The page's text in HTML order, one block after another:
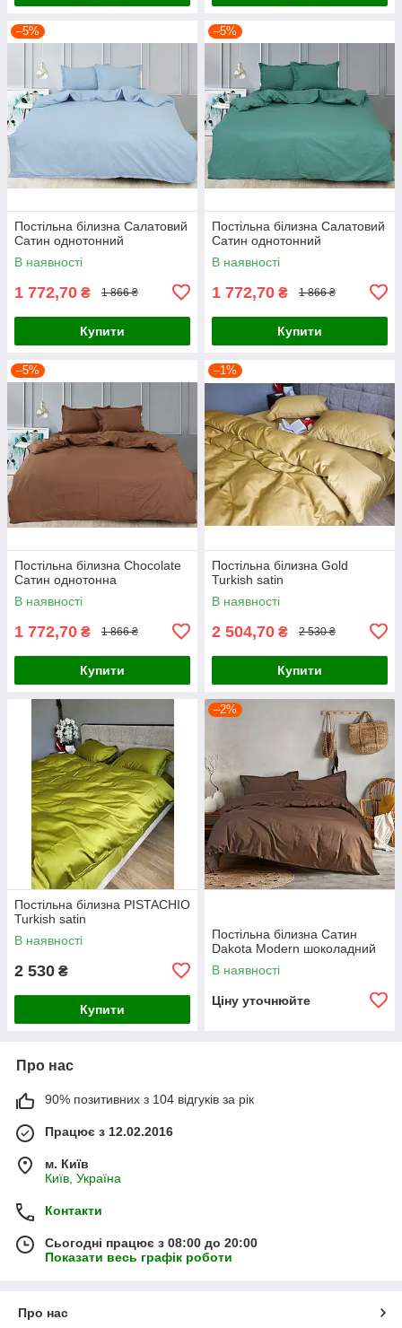
–5%
Постільна білизна Салатовий
Сатин однотонний
В наявності
1 772,70 ₴ 1 866 ₴
Купити
–5%
Постільна білизна Салатовий
Сатин однотонний
В наявності
1 772,70 ₴ 1 866 ₴
Купити
–5%
Постільна білизна Chocolate
Сатин однотонна
В наявності
1 772,70 ₴ 1 866 ₴
Купити
–1%
Постільна білизна Gold
Turkish satin
В наявності
2 504,70 ₴ 2 530 ₴
Купити
Постільна білизна PISTACHIO
Turkish satin
В наявності
2 530 ₴
Купити
–2%
Постільна білизна Сатин
Dakota Modern шоколадний
В наявності
Ціну уточнюйте
Про нас
90% позитивних з 104 відгуків за рік
Працює з 12.02.2016
м. Київ
Київ, Україна
Контакти
Сьогодні працює з 08:00 до 20:00
Показати весь графік роботи
Про нас